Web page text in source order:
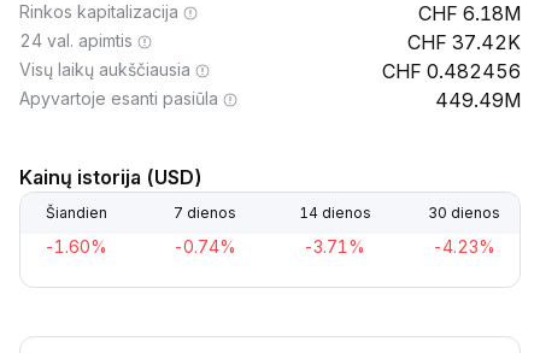
Rinkos kapitalizacija 6.18M
24 val. apimtis 37.42K
Visų laikų aukščiausia 0.482456
Apyvartoje esanti pasiūla 449.49M
Kainų istorija (USD)
Šiandien 7 dienos 14 dienos 30 dienos
-1.60% -0.74% -3.71% -4.23%